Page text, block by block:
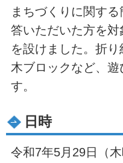
まちづくりに関す
答いただいた方を
を設けました。折
木ブロックなど、遊
す。
日時
令和7年5月29日（